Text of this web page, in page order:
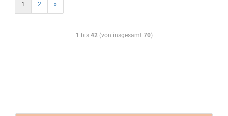
1 2 »
1 bis 42(von insgesamt 70)